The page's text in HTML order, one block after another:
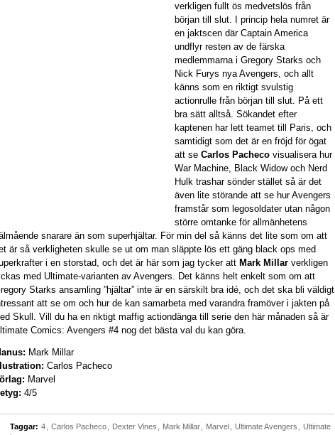
verkligen fullt ös medvetslös från
början till slut. I princip hela numret är
en jaktscen där Captain America
undflyr resten av de färska
medlemmarna i Gregory Starks och
Nick Furys nya Avengers, och allt
känns som en riktigt svulstig
actionrulle från början till slut. På ett
bra sätt alltså. Sökandet efter
kaptenen har lett teamet till Paris, och
samtidigt som det är en fröjd för ögat
att se Carlos Pacheco visualisera hur
War Machine, Black Widow och Nerd
Hulk trashar sönder stället så är det
även lite störande att se hur Avengers
framstår som legosoldater utan någon
större omtanke för allmänhetens
snarare än som superhjältar. För min del så känns det lite som om att
är så verkligheten skulle se ut om man släppte lös ett gäng black ops med
i en storstad, och det är här som jag tycker att Mark Millar verkligen
med Ultimate-varianten av Avengers. Det känns helt enkelt som om att
Starks ansamling ”hjältar” inte är en särskilt bra idé, och det ska bli väldigt
att se om och hur de kan samarbeta med varandra framöver i jakten på
Skull. Vill du ha en riktigt maffig actiondänga till serie den här månaden så är
Comics: Avengers #4 nog det bästa val du kan göra.
Mark Millar
Carlos Pacheco
Marvel
4/5
Taggar: 4 Carlos Pacheco Dexter Vines Mark Millar Marvel Ultimate Avengers
Ultimate